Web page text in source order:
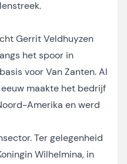
Gerrit Veldhuyzen
het spoor in
voor Van Zanten. Al
maakte het bedrijf
Amerika en werd
Ter gelegenheid
Wilhelmina, in